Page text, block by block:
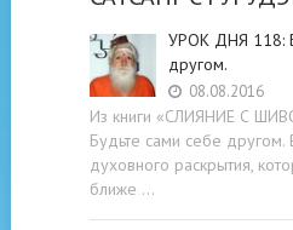
УРОК ДНЯ 118:
другом.
08.08.2016
Из книги «СЛИЯНИЕ С
Будьте cами cебе другом.
духовного раскрытия,
ближе …